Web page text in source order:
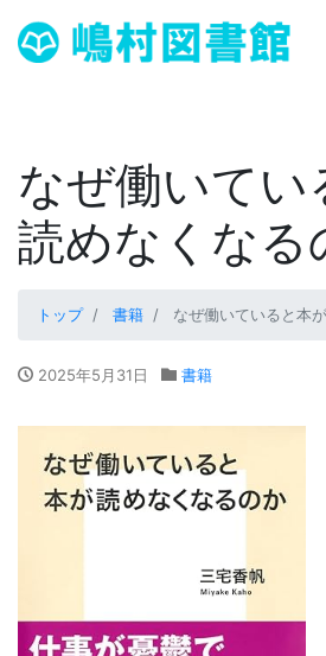
なぜ働いてい
読めなくなる
トップ 書籍 なぜ働いていると本
2025年5月31日 書籍